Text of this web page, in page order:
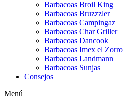
Barbacoas Broil King
Barbacoas Bruzzzler
Barbacoas Campingaz
Barbacoas Char Griller
Barbacoas Dancook
Barbacoas Imex el Zorro
Barbacoas Landmann
Barbacoas Sunjas
Consejos
Menú